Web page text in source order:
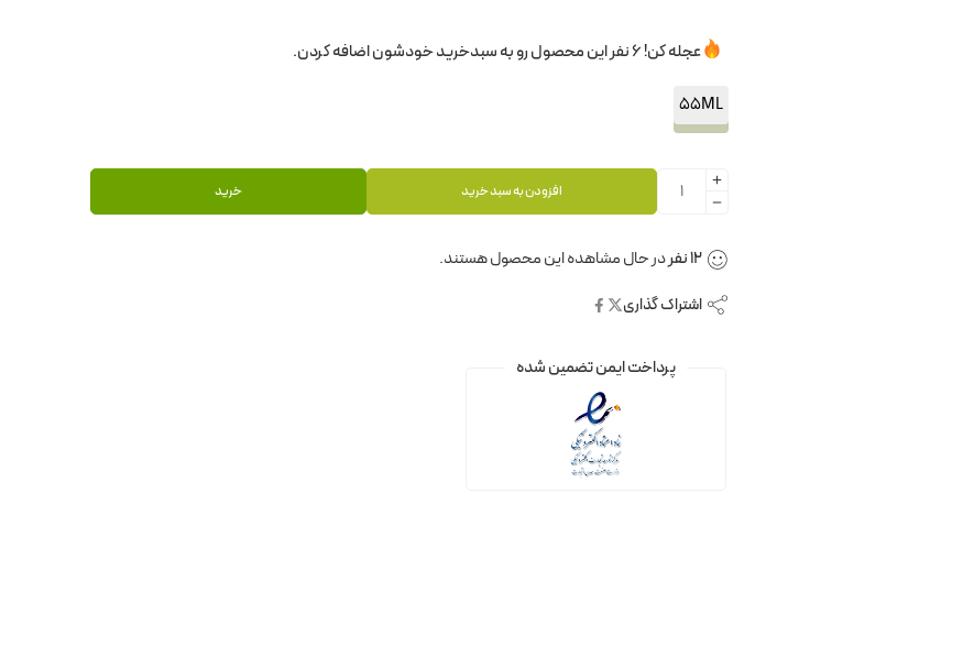
عجله کن! 6 نفر این محصول رو به سبدخرید خودشون اضافه کردن.
55ML
افزودن به سبد خرید خرید
12نفردر حال مشاهده این محصول هستند.
اشتراک گذاری
پرداخت ایمن تضمین شده